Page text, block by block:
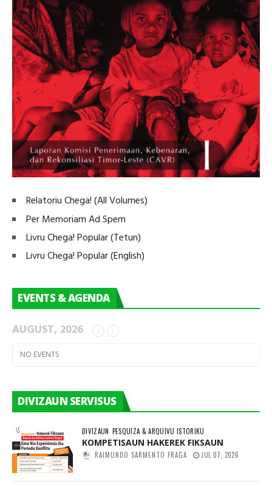
Relatoriu Chega! (All Volumes)
Per Memoriam Ad Spem
Livru Chega! Popular (Tetun)
Livru Chega! Popular (English)
EVENTS & AGENDA
AUGUST, 2026
NO EVENTS
DIVIZAUN SERVISUS
DIVIZAUN PESQUIZA & ARQUIVU ISTORIKU
KOMPETISAUN HAKEREK FIKSAUN
RAIMUNDO SARMENTO FRAGA JUL 07, 2026